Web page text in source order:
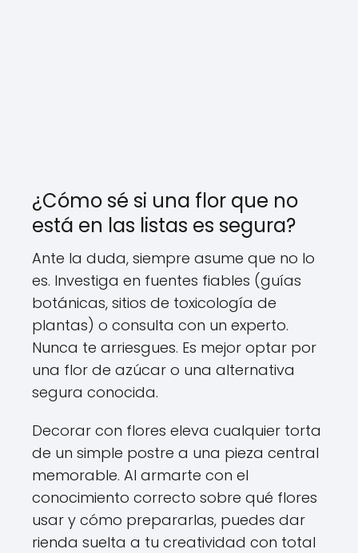
¿Cómo sé si una flor que no
está en las listas es segura?
Ante la duda, siempre asume que no lo
es. Investiga en fuentes fiables (guías
botánicas, sitios de toxicología de
plantas) o consulta con un experto.
Nunca te arriesgues. Es mejor optar por
una flor de azúcar o una alternativa
segura conocida.
Decorar con flores eleva cualquier torta
de un simple postre a una pieza central
memorable. Al armarte con el
conocimiento correcto sobre qué flores
usar y cómo prepararlas, puedes dar
rienda suelta a tu creatividad con total